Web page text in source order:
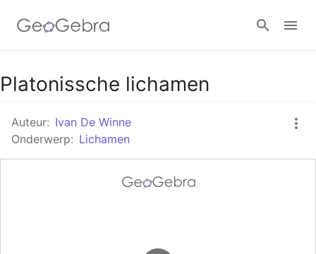
Google Classroom
GeoGebra Klaslokaal
Aanmelden
Platonissche lichamen
Auteur: Ivan De Winne
Onderwerp: Lichamen